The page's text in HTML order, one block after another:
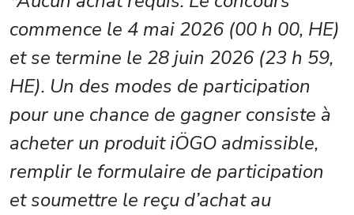
commence le 4 mai 2026 (00 h 00, HE)
et se termine le 28 juin 2026 (23 h 59,
HE). Un des modes de participation
pour une chance de gagner consiste à
acheter un produit iÖGO admissible,
remplir le formulaire de participation
et soumettre le reçu d’achat au